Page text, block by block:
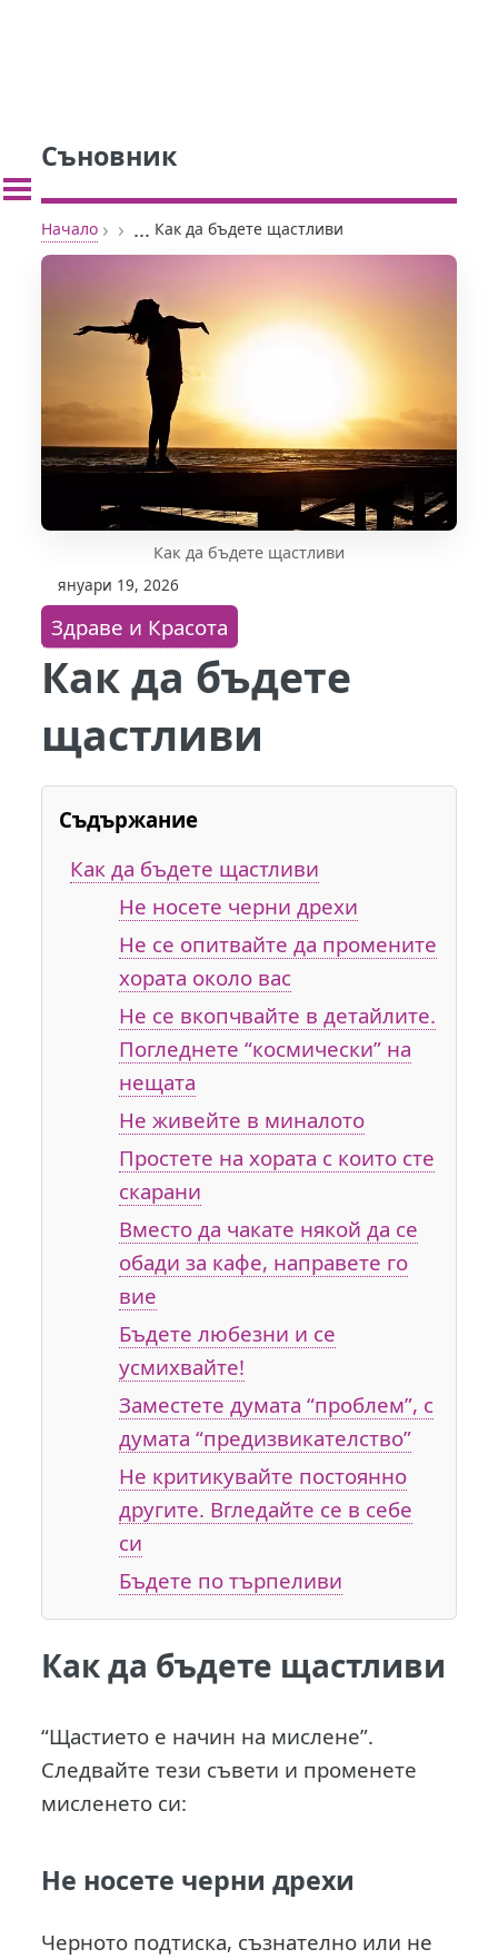
Съновник
Начало › › ... Как да бъдете щастливи
Как да бъдете щастливи
януари 19, 2026
Здраве и Красота
Как да бъдете
щастливи
Съдържание
Как да бъдете щастливи
Не носете черни дрехи
Не се опитвайте да промените
хората около вас
Не се вкопчвайте в детайлите.
Погледнете “космически” на
нещата
Не живейте в миналото
Простете на хората с които сте
скарани
Вместо да чакате някой да се
обади за кафе, направете го
вие
Бъдете любезни и се
усмихвайте!
Заместете думата “проблем”, с
думата “предизвикателство”
Не критикувайте постоянно
другите. Вгледайте се в себе
си
Бъдете по търпеливи
Как да бъдете щастливи
“Щастието е начин на мислене”.
Следвайте тези съвети и променете
мисленето си:
Не носете черни дрехи
Черното подтиска, съзнателно или не